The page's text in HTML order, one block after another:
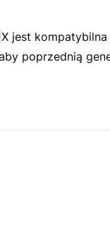
jest
poprzednią